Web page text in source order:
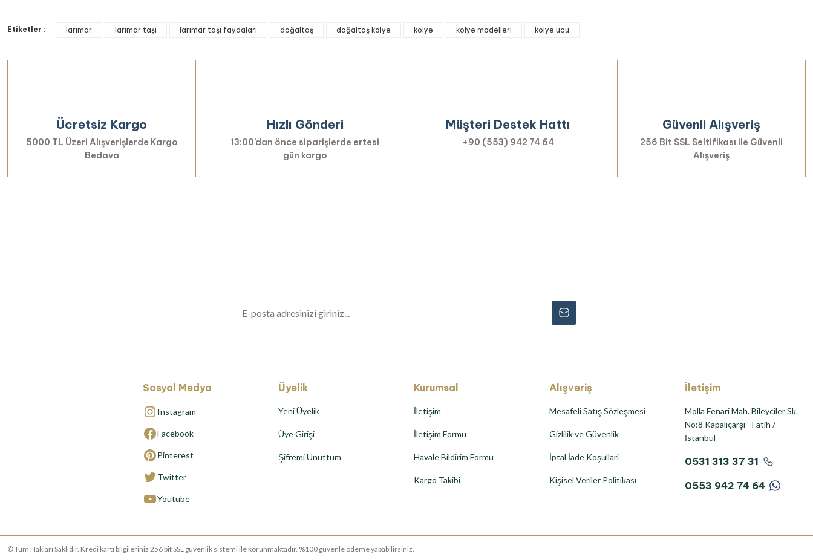
Görüş ve önerileriniz için teşekkür ederiz.
Ürün resmi kalitesiz, bozuk veya görüntülenemiyor.
Bu ürüne benzer farklı alternatifler olmalı.
Etiketler : larimar larimar taşı larimar taşı faydaları doğaltaş doğaltaş kolye kolye kolye modelleri kolye ucu
Ücretsiz Kargo
5000 TL Üzeri Alışverişlerde Kargo
Bedava
Hızlı Gönderi
13:00’dan önce siparişlerde ertesi
gün kargo
Müşteri Destek Hattı
+90 (553) 942 74 64
Güvenli Alışveriş
256 Bit SSL Seltifikası ile Güvenli
Alışveriş
Sosyal Medya
Instagram
Facebook
Pinterest
Twitter
Youtube
Üyelik
Yeni Üyelik
Üye Girişi
Şifremi Unuttum
Kurumsal
İletişim
İletişim Formu
Havale Bildirim Formu
Kargo Takibi
Alışveriş
Mesafeli Satış Sözleşmesi
Gizlilik ve Güvenlik
İptal İade Koşullari
Kişisel Veriler Politikası
İletişim
Molla Fenari Mah. Bileyciler Sk.
No:8 Kapalıçarşı - Fatih /
İstanbul
0531 313 37 31
0553 942 74 64
© Tüm Hakları Saklıdır. Kredi kartı bilgileriniz 256 bit SSL güvenlik sistemi ile korunmaktadır. %100 güvenle ödeme yapabilirsiniz.